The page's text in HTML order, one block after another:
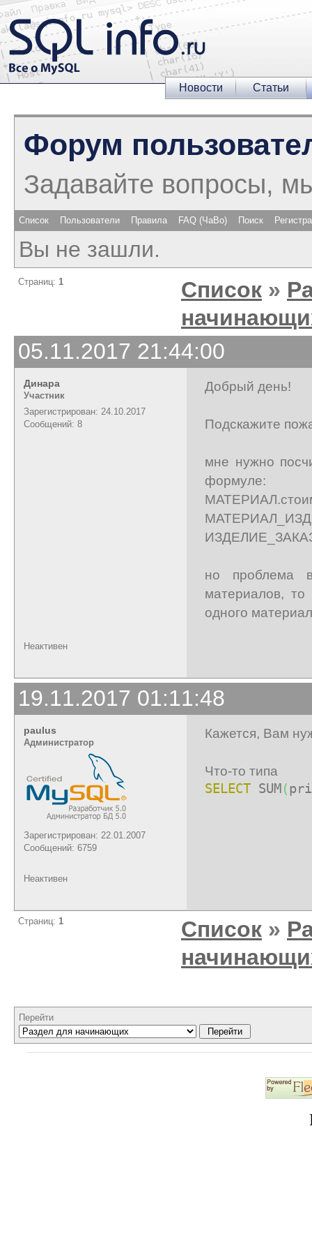
Новости Статьи
Форум
Задавайте вопросы,
Список Пользователи Правила FAQ (ЧаВо) Поиск
Вы не зашли.
Страниц: 1 Список »
05.11.2017 21:44:00
Динара
Участник
Зарегистрирован: 24.10.2017
Сообщений: 8
Добрый день!
Подскажите
мне нужно
формуле:
но проблема
материалов,
одного
Неактивен
19.11.2017 01:11:48
paulus
Администратор
Зарегистрирован: 22.01.2007
Сообщений: 6759
Кажется, Вам
Что-то типа
SELECT SUM(
Неактивен
Страниц: 1 Список »
Перейти